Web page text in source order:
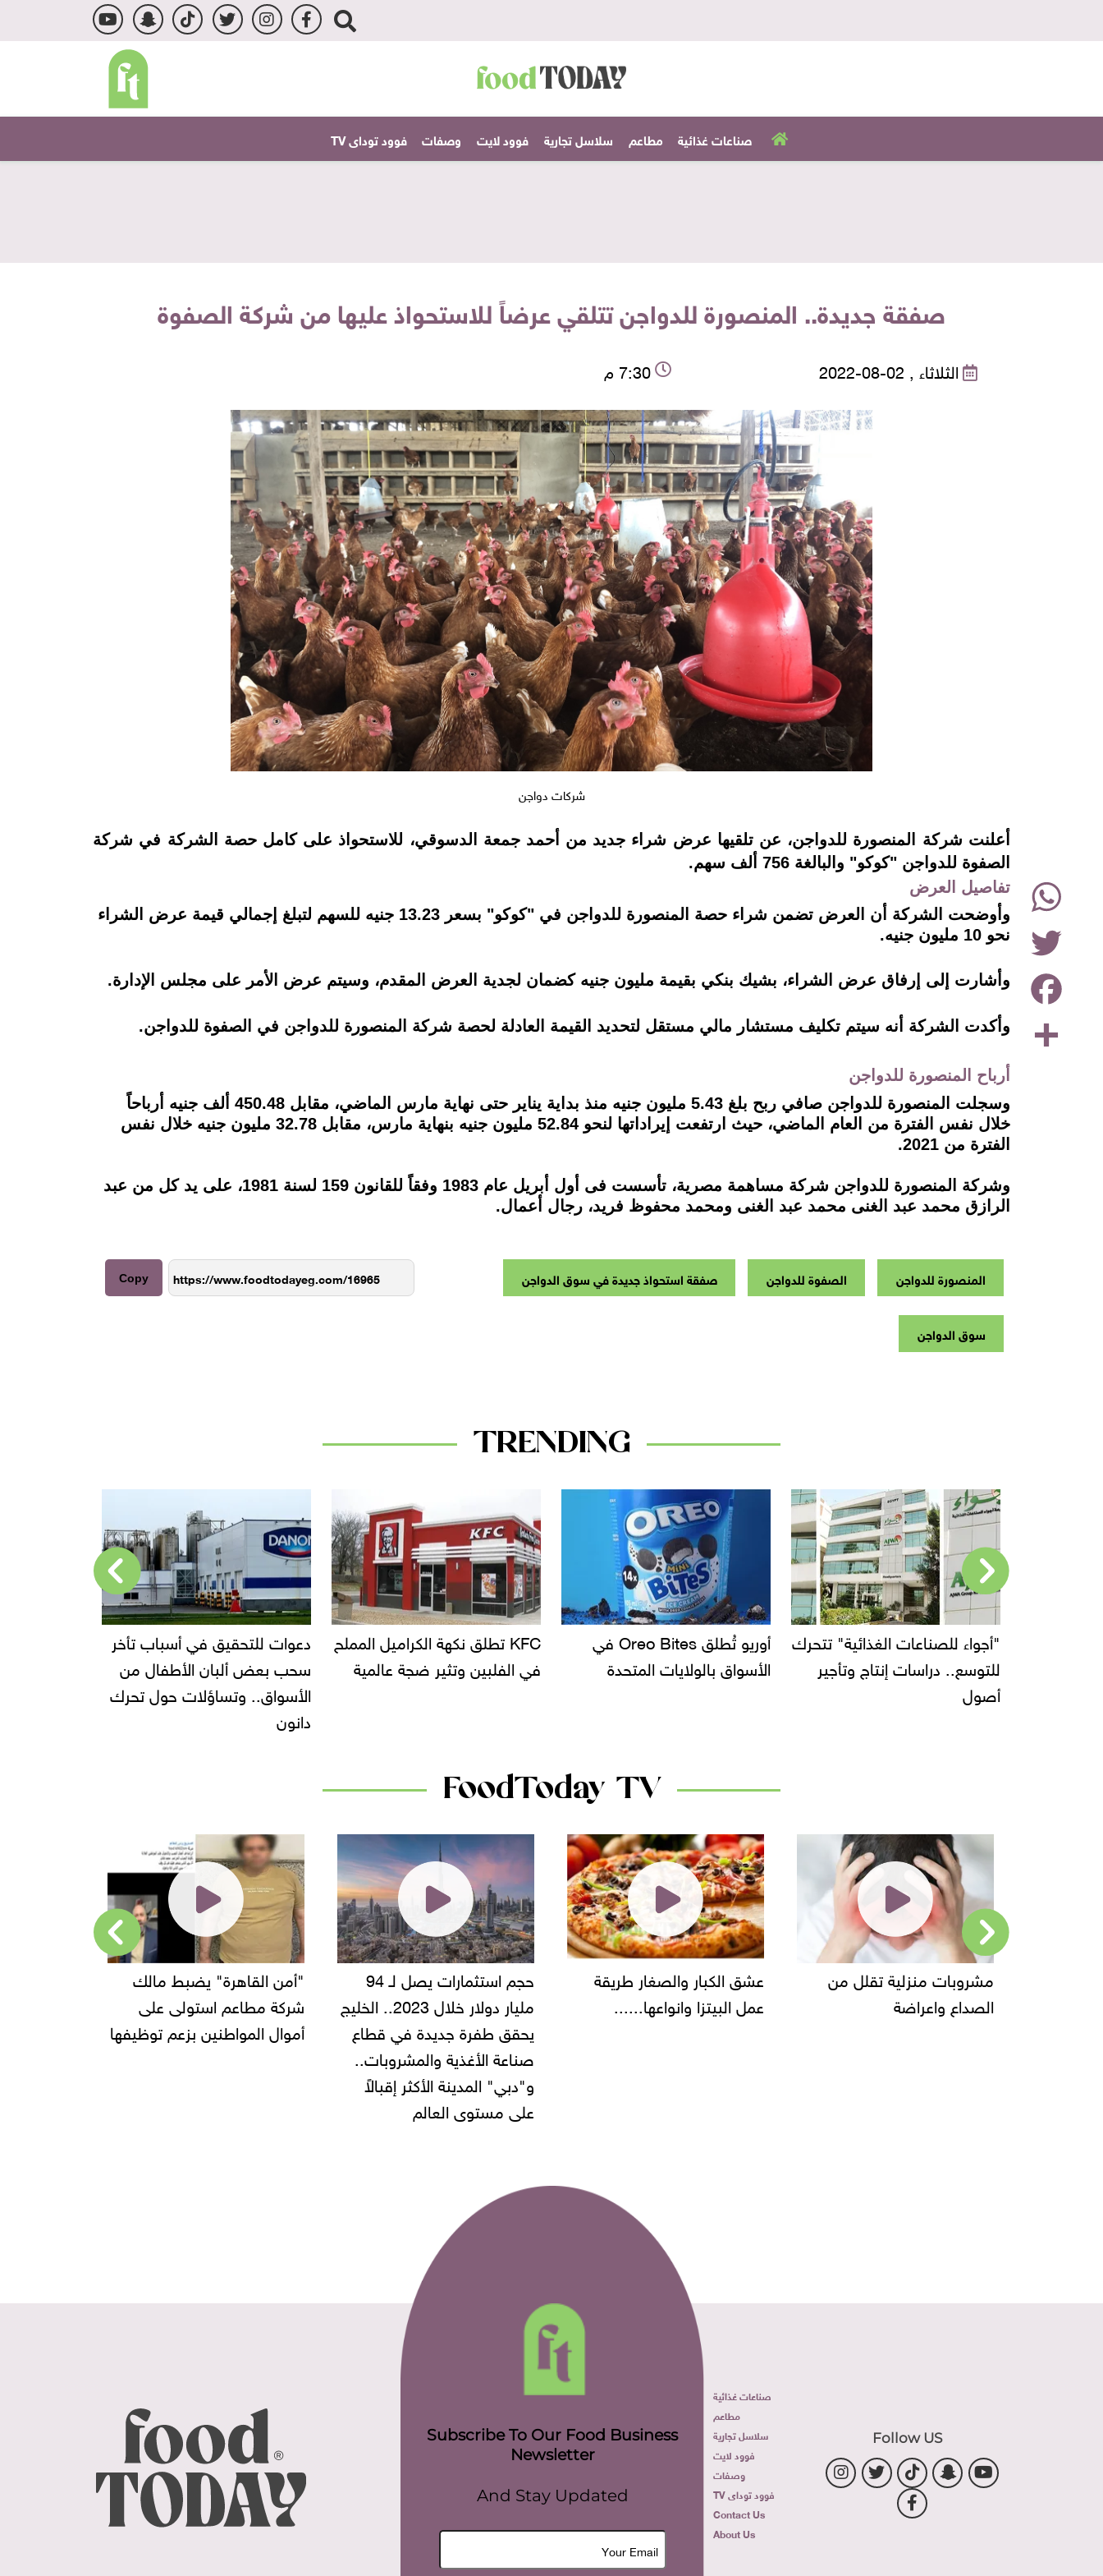
صناعات غذائية مطاعم سلاسل تجارية فوود لايت وصفات فوود توداى TV
صفقة جديدة.. المنصورة للدواجن تتلقي عرضاً للاستحواذ عليها من شركة الصفوة
الثلاثاء , 02-08-2022 7:30 م
شركات دواجن
Share
Facebook
Twitter
WhatsApp
instagramأعلنت شركة المنصورة للدواجن، عن تلقيها عرض شراء جديد من أحمد جمعة الدسوقي، للاستحواذ على كامل حصة الشركة في شركة
الصفوة للدواجن "كوكو" والبالغة 756 ألف سهم.
تفاصيل العرض
وأوضحت الشركة أن العرض تضمن شراء حصة المنصورة للدواجن في "كوكو" بسعر 13.23 جنيه للسهم لتبلغ إجمالي قيمة عرض الشراء
نحو 10 مليون جنيه.
وأشارت إلى إرفاق عرض الشراء، بشيك بنكي بقيمة مليون جنيه كضمان لجدية العرض المقدم، وسيتم عرض الأمر على مجلس الإدارة.
وأكدت الشركة أنه سيتم تكليف مستشار مالي مستقل لتحديد القيمة العادلة لحصة شركة المنصورة للدواجن في الصفوة للدواجن.
أرباح المنصورة للدواجن
وسجلت المنصورة للدواجن صافي ربح بلغ 5.43 مليون جنيه منذ بداية يناير حتى نهاية مارس الماضي، مقابل 450.48 ألف جنيه أرباحاً
خلال نفس الفترة من العام الماضي، حيث ارتفعت إيراداتها لنحو 52.84 مليون جنيه بنهاية مارس، مقابل 32.78 مليون جنيه خلال نفس
الفترة من 2021.
وشركة المنصورة للدواجن شركة مساهمة مصرية، تأسست فى أول أبريل عام 1983 وفقاً للقانون 159 لسنة 1981، على يد كل من عبد
الرازق محمد عبد الغنى محمد عبد الغنى ومحمد محفوظ فريد، رجال أعمال.
المنصورة للدواجن الصفوة للدواجن صفقة استحواذ جديدة في سوق الدواجن
سوق الدواجن
Copy
TRENDING
"أجواء للصناعات الغذائية" تتحرك
للتوسع.. دراسات إنتاج وتأجير
أوريو تُطلق Oreo Bites في
الأسواق بالولايات المتحدة
KFC تطلق نكهة الكراميل المملح
في الفلبين وتثير ضجة عالمية
دعوات للتحقيق في أسباب تأخر
سحب بعض ألبان الأطفال من
الأسواق.. وتساؤلات حول تحرك
إحالة مالك محل
الجنائية العاجلة
FoodToday TV
مشروبات منزلية تقلل من
الصداع واعراضة
عشق الكبار والصغار طريقة
عمل البيتزا وانواعها......
حجم استثمارات يصل لـ 94
مليار دولار خلال 2023.. الخليج
يحقق طفرة جديدة في قطاع
صناعة الأغذية والمشروبات..
و"دبي" المدينة الأكثر إقبالاً
على مستوى العالم
"أمن القاهرة" يضبط مالك
شركة مطاعم استولى على
أموال المواطنين بزعم توظيفها
Follow US
صناعات غذائية
مطاعم
سلاسل تجارية
فوود لايت
وصفات
فوود توداى TV
Contact Us
About Us
Subscribe To Our Food Business
Newsletter
And Stay Updated